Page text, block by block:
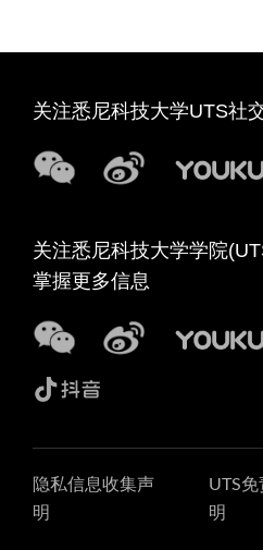
关注悉尼科技大学UTS社
关注悉尼科技大学学院
掌握更多信息
隐私信息收集声
明
UTS免
明